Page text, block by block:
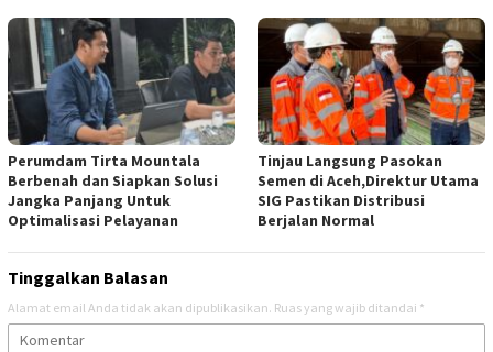
Perumdam Tirta Mountala
Berbenah dan Siapkan Solusi
Jangka Panjang Untuk
Optimalisasi Pelayanan
Tinjau Langsung Pasokan
Semen di Aceh,Direktur Utama
SIG Pastikan Distribusi
Berjalan Normal
Tinggalkan Balasan
Alamat email Anda tidak akan dipublikasikan. Ruas yang wajib ditandai *